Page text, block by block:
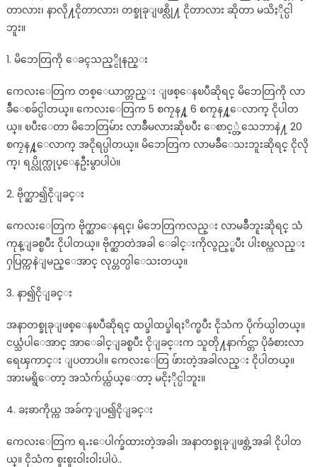
တာလား၊ နာလို႔ငိုတာလား၊ တစ္ခုခုျဖစ္လို႔ ငိုတာလား ဆိုတာ မသိႏိုင္ပါ
ဘူး။
1. မိဘေတြကို ေခၚသည့္ငိုနည္း
ကေလးေတြက တစ္ေယာက္တည္း ျဖစ္ေနၿပီဆိုရင္ မိဘေတြကို လာ
ခ်ီေစခ်င္ပါတယ္။ ကေလးေတြက 5 စကၠန႔္ 6 စကၠန႔္ေလာက္ ငိုပါတ
ယ္။ ၿပီးေတာ မိဘေတြမ်ား လာခ်ီမလားဆိုၿပီး ေစာင့္တဲ့သေဘာနဲ႔ 20
စကၠန႔္ေလာက္ အငိုရပ္ပါတယ္။ မိဘေတြက လာမခ်ီေသးဘူးဆိုရင္ ငိုလို
က္၊ ရပ္လိုက္လုပ္ေနဦးမွာပါပဲ။
2. ဗိုက္ဆာ၍ငိုျခင္း
ကေလးေတြက ဗိုက္ဆာေနရင္၊ မိဘေတြကလည္း လာမခ်ီဘူးဆိုရင္ သံ
ကုန္ျခစ္ၿပီး ငိုပါတယ္။ ဗိုက္ဆာတဲအခါ ေခါင္းကိုလွည့္ၿပီး ပါးစပ္ကလည္း
ႁပြတ္ကနဲျမည္ေအာင္ လုပ္တတ္ပါေသးတယ္။
3. နာ၍ငိုျခင္း
အနာတစ္ခုခုျဖစ္ေနၿပီဆိုရင္ ထပ္ခါထပ္ခါရႈိက္ၿပီး ငိုသံက ပိုက်ယ္ပါတယ္။
ငယ္သံပါေအာင္ အာေခါင္ျခစ္ၿပီး ငိုျခင္းက သူတို႔နာက်င္တာ ပိုခံစားလာ
ရေၾကာင္း ျပတာပါ။ ကေလးေတြ ဖ်ားတဲ့အခါလည္း ငိုပါတယ္။
အားမရွိေတာ့ အသံက်ယ္က်ယ္ေတာ့ မငိုႏိုင္ပါဘူး။
4. ခႏၶာကိုယ္က အခ်က္ျပ၍ငိုျခင္း
ကေလးေတြက ရႉးေပါက္ခ်ထားတဲ့အခါ၊ အနာတစ္ခုခုျဖစ္တဲ့အခါ ငိုပါတ
ယ္။ ငိုသံက စူးစူးဝါးဝါးပါပဲ..